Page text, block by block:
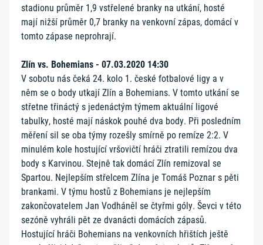
stadionu průměr 1,9 vstřelené branky na utkání, hosté
mají nižší průměr 0,7 branky na venkovní zápas, domácí v
tomto zápase neprohrají.
Zlín vs. Bohemians - 07.03.2020 14:30
V sobotu nás čeká 24. kolo 1. české fotbalové ligy a v
něm se o body utkají Zlín a Bohemians. V tomto utkání se
střetne třináctý s jedenáctým týmem aktuální ligové
tabulky, hosté mají náskok pouhé dva body. Při posledním
měření sil se oba týmy rozešly smírně po remíze 2:2. V
minulém kole hostující vršovičtí hráči ztratili remízou dva
body s Karvinou. Stejně tak domácí Zlín remizoval se
Spartou. Nejlepším střelcem Zlína je Tomáš Poznar s pěti
brankami. V týmu hostů z Bohemians je nejlepším
zakončovatelem Jan Vodháněl se čtyřmi góly. Ševci v této
sezóně vyhráli pět ze dvanácti domácích zápasů.
Hostující hráči Bohemians na venkovních hřištích ještě